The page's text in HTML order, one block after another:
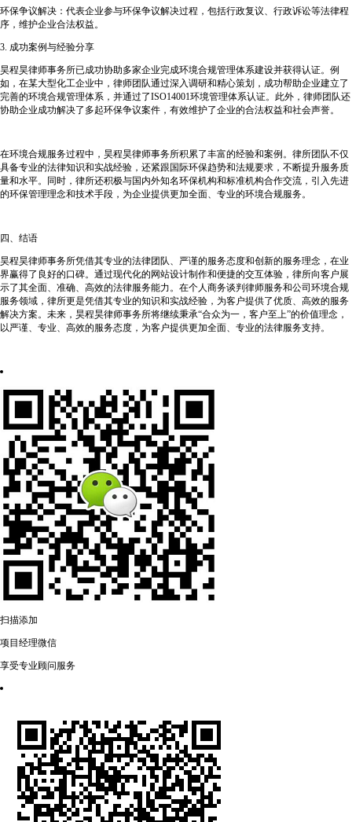
环保争议解决：代表企业参与环保争议解决过程，包括行政复议、行政诉讼等法律程
序，维护企业合法权益。
3. 成功案例与经验分享
昊程昊律师事务所已成功协助多家企业完成环境合规管理体系建设并获得认证。例
如，在某大型化工企业中，律师团队通过深入调研和精心策划，成功帮助企业建立了
完善的环境合规管理体系，并通过了ISO14001环境管理体系认证。此外，律师团队还
协助企业成功解决了多起环保争议案件，有效维护了企业的合法权益和社会声誉。
在环境合规服务过程中，昊程昊律师事务所积累了丰富的经验和案例。律所团队不仅
具备专业的法律知识和实战经验，还紧跟国际环保趋势和法规要求，不断提升服务质
量和水平。同时，律所还积极与国内外知名环保机构和标准机构合作交流，引入先进
的环保管理理念和技术手段，为企业提供更加全面、专业的环境合规服务。
四、结语
昊程昊律师事务所凭借其专业的法律团队、严谨的服务态度和创新的服务理念，在业
界赢得了良好的口碑。通过现代化的网站设计制作和便捷的交互体验，律所向客户展
示了其全面、准确、高效的法律服务能力。在个人商务谈判律师服务和公司环境合规
服务领域，律所更是凭借其专业的知识和实战经验，为客户提供了优质、高效的服务
解决方案。未来，昊程昊律师事务所将继续秉承“合众为一，客户至上”的价值理念，
以严谨、专业、高效的服务态度，为客户提供更加全面、专业的法律服务支持。
扫描添加
项目经理微信
享受专业顾问服务